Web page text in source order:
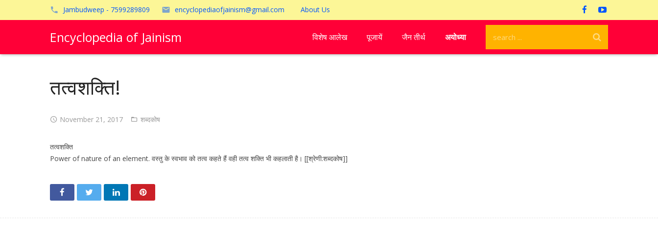
Jambudweep - 7599289809 encyclopediaofjainism@gmail.com About Us
Encyclopedia of Jainism विशेष आलेख पूजायें जैन तीर्थ अयोध्या
तत्वशक्ति!
November 21, 2017 शब्दकोष
तत्वशक्ति
Power of nature of an element. वस्तु के स्वभाव को तत्व कहते हैं वही तत्व शक्ति भी कहलाती है। [[श्रेणी:शब्दकोष]]